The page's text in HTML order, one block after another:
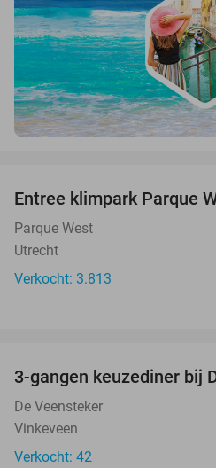
Entree klimpark Parque
Parque West
Utrecht
Verkocht: 3.813
3-gangen keuzediner bij
De Veensteker
Vinkeveen
Verkocht: 42